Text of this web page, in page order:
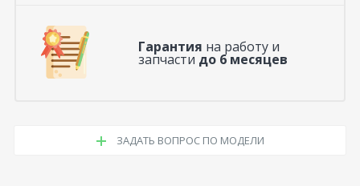
Гарантия на работу и
запчасти до 6 месяцев
ЗАДАТЬ ВОПРОС ПО МОДЕЛИ